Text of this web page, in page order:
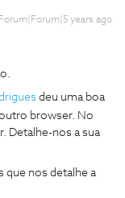
Forum|Forum|5 years ago
deu uma boa
browser. No
Detalhe-nos a sua
que nos detalhe a